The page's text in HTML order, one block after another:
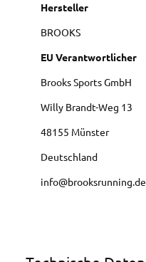
Hersteller
BROOKS
EU Verantwortlicher
Brooks Sports GmbH
Willy Brandt-Weg 13
48155 Münster
Deutschland
info@brooksrunning.de